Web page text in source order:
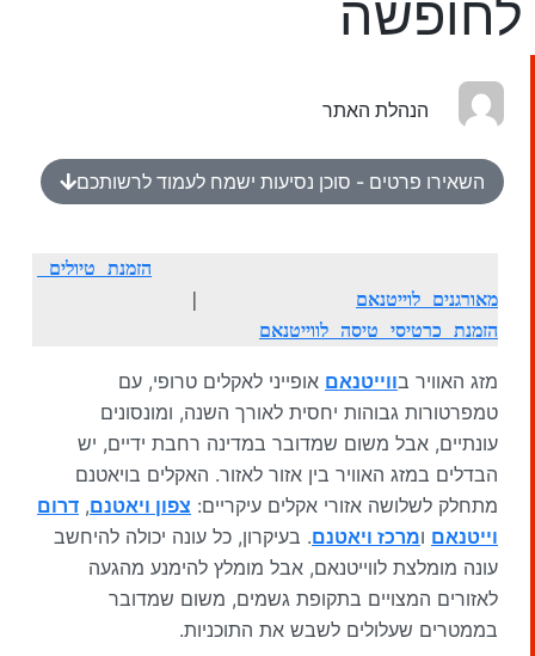
לחופשה
הנהלת האתר
השאירו פרטים - סוכן נסיעות ישמח לעמוד לרשותכם​
מאורגנים לוייטנאם
             |
הזמנת כרטיסי טיסה לווייטנאם
מזג האוויר בווייטנאם אופייני לאקלים טרופי, עם
טמפרטורות גבוהות יחסית לאורך השנה, ומונסונים
עונתיים, אבל משום שמדובר במדינה רחבת ידיים, יש
הבדלים במזג האוויר בין אזור לאזור. האקלים בויאטנם
מתחלק לשלושה אזורי אקלים עיקריים: צפון ויאטנם, דרום
וייטנאם ומרכז ויאטנם. בעיקרון, כל עונה יכולה להיחשב
עונה מומלצת לווייטנאם, אבל מומלץ להימנע מהגעה
לאזורים המצויים בתקופת גשמים, משום שמדובר
בממטרים שעלולים לשבש את התוכניות.